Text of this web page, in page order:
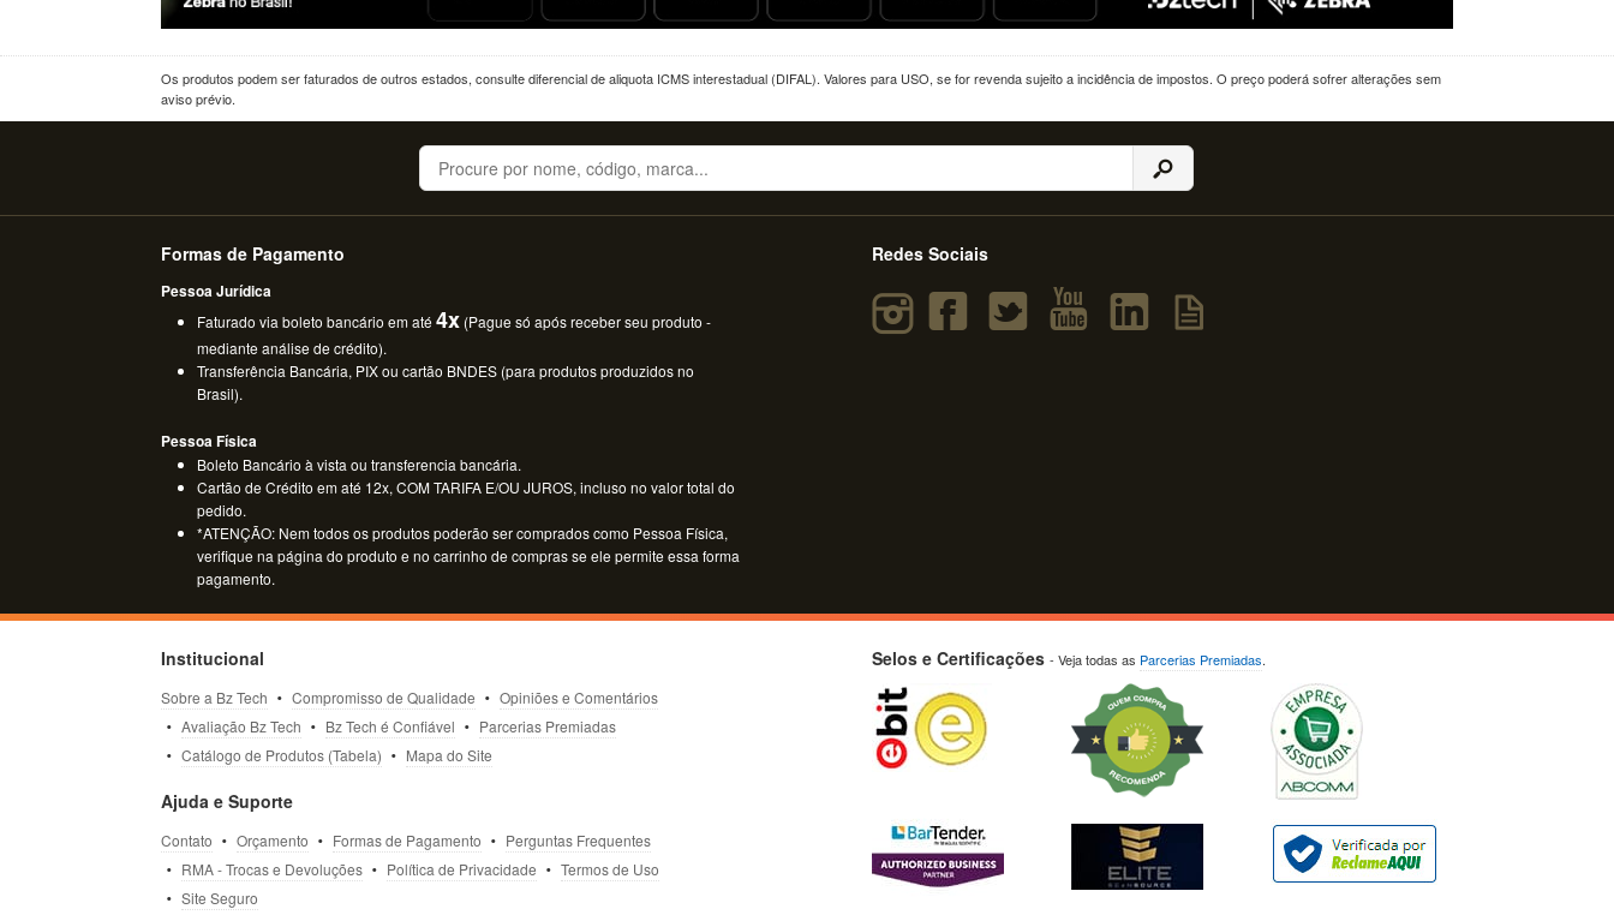
Os produtos podem ser faturados de outros estados, consulte diferencial de aliquota ICMS interestadual (DIFAL). Valores para USO, se for revenda sujeito a incidência de impostos. O preço poderá sofrer alterações sem
aviso prévio.
Buscar
Formas de Pagamento
Pessoa Jurídica
Faturado via boleto bancário em até4x (Pague só após receber seu produto -
mediante análise de crédito).
Transferência Bancária, PIX ou cartão BNDES (para produtos produzidos no
Brasil).
Pessoa Física
Boleto Bancário à vista ou transferencia bancária.
Cartão de Crédito em até 12x, COM TARIFA E/OU JUROS, incluso no valor total do
pedido.
*ATENÇÃO: Nem todos os produtos poderão ser comprados como Pessoa Física,
verifique na página do produto e no carrinho de compras se ele permite essa forma
pagamento.
Redes Sociais
Institucional
Sobre a Bz Tech Compromisso de Qualidade
Opiniões e Comentários
Avaliação Bz Tech
Bz Tech é Confiável
Parcerias Premiadas
Catálogo de Produtos (Tabela)
Mapa do Site
Ajuda e Suporte
Contato Orçamento Formas de Pagamento
Perguntas Frequentes
RMA - Trocas e Devoluções
Política de Privacidade
Termos de Uso
Site Seguro
Selos e Certificações - Veja todas as Parcerias Premiadas.